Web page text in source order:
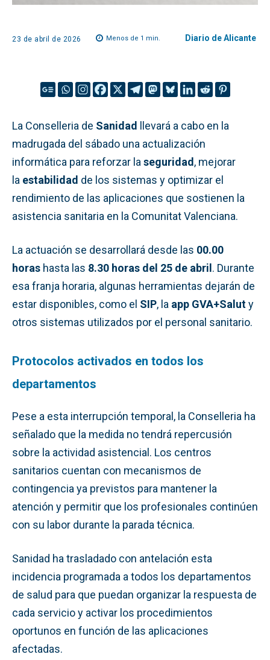
23 de abril de 2026 Menos de 1 min. Diario de Alicante
La Conselleria de Sanidad llevará a cabo en la
madrugada del sábado una actualización
informática para reforzar la seguridad, mejorar
la estabilidad de los sistemas y optimizar el
rendimiento de las aplicaciones que sostienen la
asistencia sanitaria en la Comunitat Valenciana.
La actuación se desarrollará desde las 00.00
horas hasta las 8.30 horas del 25 de abril. Durante
esa franja horaria, algunas herramientas dejarán de
estar disponibles, como el SIP, la app GVA+Saluty
otros sistemas utilizados por el personal sanitario.
Protocolos activados en todos los
departamentos
Pese a esta interrupción temporal, la Conselleria ha
señalado que la medida no tendrá repercusión
sobre la actividad asistencial. Los centros
sanitarios cuentan con mecanismos de
contingencia ya previstos para mantener la
atención y permitir que los profesionales continúen
con su labor durante la parada técnica.
Sanidad ha trasladado con antelación esta
incidencia programada a todos los departamentos
de salud para que puedan organizar la respuesta de
cada servicio y activar los procedimientos
oportunos en función de las aplicaciones
afectadas.